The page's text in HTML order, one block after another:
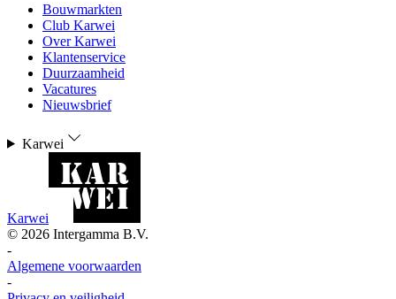
Bouwmarkten
Club Karwei
Over Karwei
Klantenservice
Duurzaamheid
Vacatures
Nieuwsbrief
Karwei
Karwei
© 2026 Intergamma B.V.
-
Algemene voorwaarden
-